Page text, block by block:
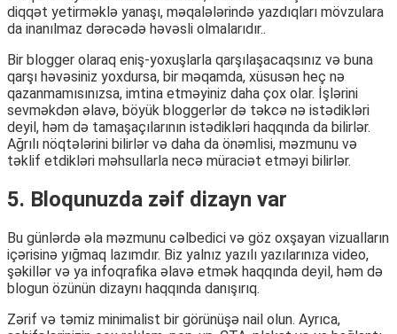
diqqət yetirməklə yanaşı, məqalələrində yazdıqları mövzulara
da inanılmaz dərəcədə həvəsli olmalarıdır..
Bir blogger olaraq eniş-yoxuşlarla qarşılaşacaqsınız və buna
qarşı həvəsiniz yoxdursa, bir məqamda, xüsusən heç nə
qazanmamısınızsa, imtina etməyiniz daha çox olar. İşlərini
sevməkdən əlavə, böyük bloggerlər də təkcə nə istədikləri
deyil, həm də tamaşaçılarının istədikləri haqqında da bilirlər.
Ağrılı nöqtələrini bilirlər və daha da önəmlisi, məzmunu və
təklif etdikləri məhsullarla necə müraciət etməyi bilirlər.
5. Bloqunuzda zəif dizayn var
Bu günlərdə əla məzmunu cəlbedici və göz oxşayan vizualların
içərisinə yığmaq lazımdır. Biz yalnız yazılı yazılarınıza video,
şəkillər və ya infoqrafika əlavə etmək haqqında deyil, həm də
blogun özünün dizaynı haqqında danışırıq.
Zərif və təmiz minimalist bir görünüşə nail olun. Ayrıca,